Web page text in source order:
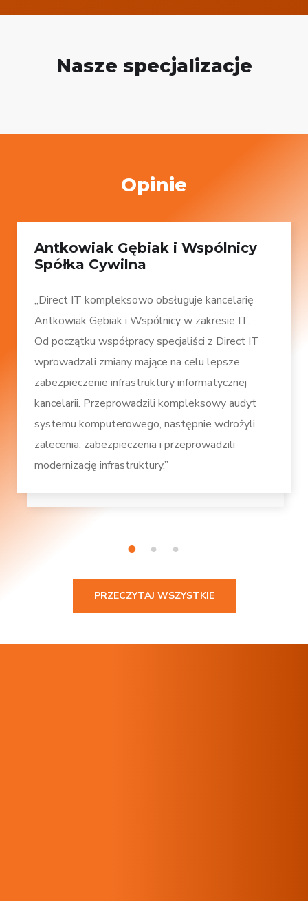
Nasze specjalizacje
Opinie
Antkowiak Gębiak i Wspólnicy
Spółka Cywilna
„Direct IT kompleksowo obsługuje kancelarię
Antkowiak Gębiak i Wspólnicy w zakresie IT.
Od początku współpracy specjaliści z Direct IT
wprowadzali zmiany mające na celu lepsze
zabezpieczenie infrastruktury informatycznej
kancelarii. Przeprowadzili kompleksowy audyt
systemu komputerowego, następnie wdrożyli
zalecenia, zabezpieczenia i przeprowadzili
modernizację infrastruktury.”
1 2 3
PRZECZYTAJ WSZYSTKIE